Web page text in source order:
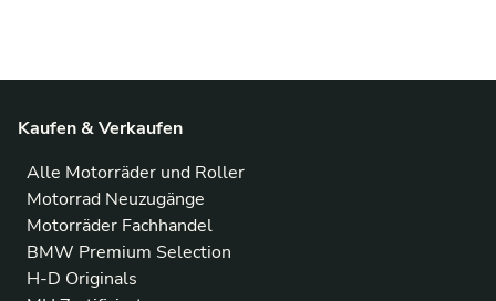
Kaufen & Verkaufen
Alle Motorräder und Roller
Motorrad Neuzugänge
Motorräder Fachhandel
BMW Premium Selection
H-D Originals